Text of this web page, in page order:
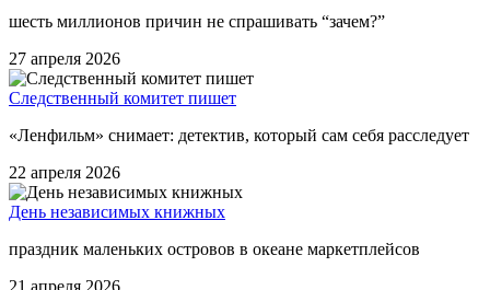
шесть миллионов причин не спрашивать “зачем?”
27 апреля 2026
Следственный комитет пишет
«Ленфильм» снимает: детектив, который сам себя расследует
22 апреля 2026
День независимых книжных
праздник маленьких островов в океане маркетплейсов
21 апреля 2026